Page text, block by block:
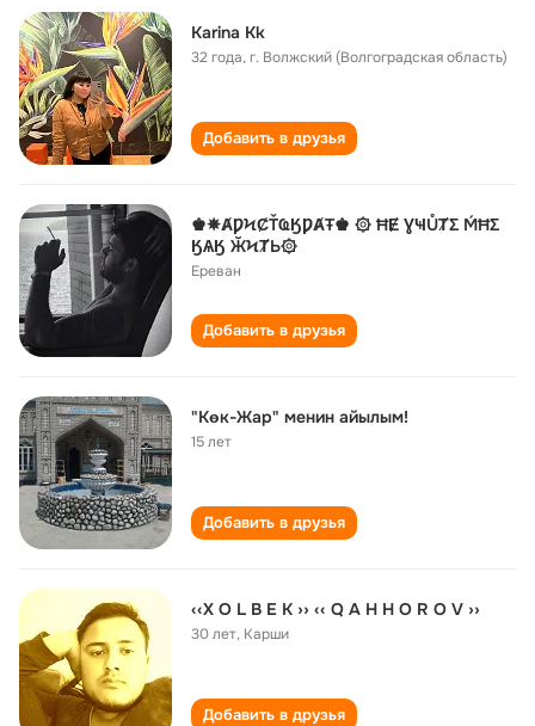
Karina Кk
32 года,г. Волжский (Волгоградская область)
Добавить в друзья
♚✵ȺǷϞȻŤҨӃǷȺŦ♚ ۞ ĦɆ ƔҸŮȾΣ ḾĦΣ
ӃѦӃ ӁϞȾЬ۞
Ереван
Добавить в друзья
"Көк-Жар" менин айылым!
15 лет
Добавить в друзья
‹‹X O L B E K ›› ‹‹ Q A H H O R O V ››
30 лет, Карши
Добавить в друзья